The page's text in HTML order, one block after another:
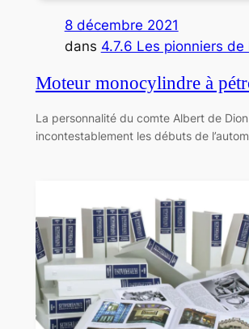
8 décembre 2021
dans 4.7.6 Les pionniers de
Moteur monocylindre à
La personnalité du comte Albert de
incontestablement les débuts de